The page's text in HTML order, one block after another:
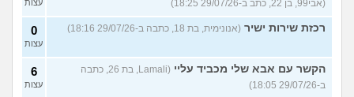
(אבי99, בן 22, כתב ב-29/07/26 18:25) עצות
רכזת שירות ישיר (אנונימית, בת 18, כתבה ב-29/07/26 18:16) 0
עצות
הקשר עם אבא שלי מכביד עליי
(Lamali, בת 26, כתבה
ב-29/07/26 18:05)
6
עצות